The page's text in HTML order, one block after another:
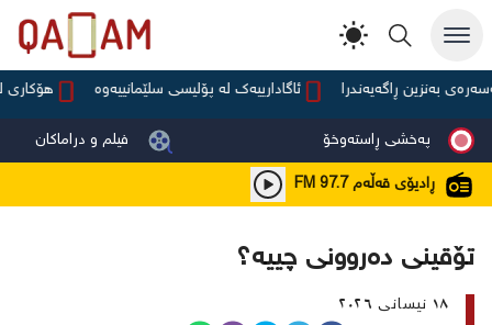
بەنزین ڕاگەیەندرا ئاگادارییەک لە پۆلیسی سلێمانییەوە هۆکاری
پەخشی ڕاستەوخۆ
فیلم و دراماکان
ڕادیۆی قەڵەمFM 97.7
تۆقینی دەروونی چییە؟
١٨ نيسانی ٢٠٢٦